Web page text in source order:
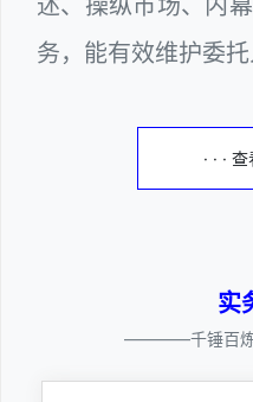
述、操纵市场、内
务，能有效维护委托
· · ·
实
————千锤百